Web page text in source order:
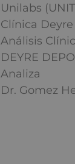
Unilabs
Clínica Deyre
Análisis
DEYRE
Analiza
Dr. Gomez